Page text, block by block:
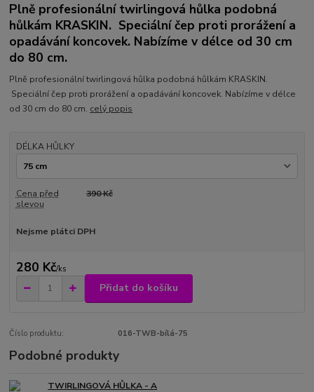
Plně profesionální twirlingová hůlka podobná
hůlkám KRASKIN. Speciální čep proti prorážení a
opadávání koncovek. Nabízíme v délce od 30 cm
do 80 cm.
Plně profesionální twirlingová hůlka podobná hůlkám KRASKIN.
Speciální čep proti prorážení a opadávání koncovek. Nabízíme v délce
od 30 cm do 80 cm. celý popis
DÉLKA HŮLKY
Cena před
slevou
390 Kč
Nejsme plátci DPH
280 Kč/ks
Přidat do košíku
Číslo produktu: 016-TWB-bílá-75
Podobné produkty
TWIRLINGOVÁ HŮLKA - A